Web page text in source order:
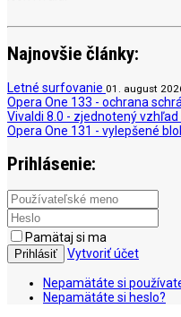
Najnovšie články:
Letné surfovanie 01. august
Opera One 133 - ochrana
Vivaldi 8.0 - zjednotený vzhľad
Opera One 131 - vylepšené
Prihlásenie:
Pamätaj si ma
Prihlásiť Vytvoriť účet
Nepamätáte si
Nepamätáte si heslo?